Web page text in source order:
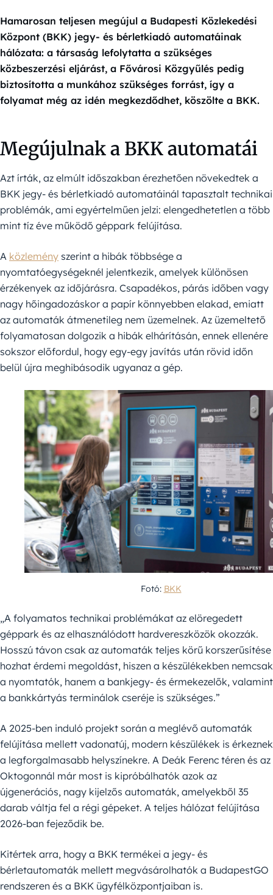
Hamarosan teljesen megújul a Budapesti Közlekedési
Központ (BKK) jegy- és bérletkiadó automatáinak
hálózata: a társaság lefolytatta a szükséges
közbeszerzési eljárást, a Fővárosi Közgyűlés pedig
biztosította a munkához szükséges forrást, így a
folyamat még az idén megkezdődhet, köszölte a BKK.
Megújulnak a BKK automatái
Azt írták, az elmúlt időszakban érezhetően növekedtek a
BKK jegy- és bérletkiadó automatáinál tapasztalt technikai
problémák, ami egyértelműen jelzi: elengedhetetlen a több
mint tíz éve működő géppark felújítása.
A közlemény szerint a hibák többsége a
nyomtatóegységeknél jelentkezik, amelyek különösen
érzékenyek az időjárásra. Csapadékos, párás időben vagy
nagy hőingadozáskor a papír könnyebben elakad, emiatt
az automaták átmenetileg nem üzemelnek. Az üzemeltető
folyamatosan dolgozik a hibák elhárításán, ennek ellenére
sokszor előfordul, hogy egy-egy javítás után rövid időn
belül újra meghibásodik ugyanaz a gép.
Fotó: BKK
„A folyamatos technikai problémákat az elöregedett
géppark és az elhasználódott hardvereszközök okozzák.
Hosszú távon csak az automaták teljes körű korszerűsítése
hozhat érdemi megoldást, hiszen a készülékekben nemcsak
a nyomtatók, hanem a bankjegy- és érmekezelők, valamint
a bankkártyás terminálok cseréje is szükséges.”
A 2025-ben induló projekt során a meglévő automaták
felújítása mellett vadonatúj, modern készülékek is érkeznek
a legforgalmasabb helyszínekre. A Deák Ferenc téren és az
Oktogonnál már most is kipróbálhatók azok az
újgenerációs, nagy kijelzős automaták, amelyekből 35
darab váltja fel a régi gépeket. A teljes hálózat felújítása
2026-ban fejeződik be.
Kitértek arra, hogy a BKK termékei a jegy- és
bérletautomaták mellett megvásárolhatók a BudapestGO
rendszeren és a BKK ügyfélközpontjaiban is.